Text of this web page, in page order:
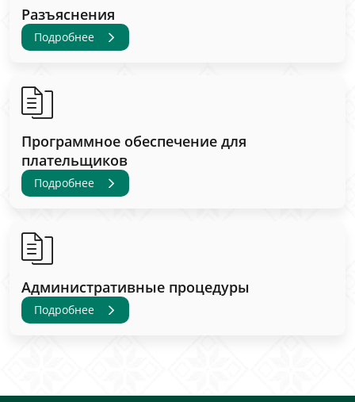
Разъяснения
Подробнее
Программное обеспечение для
плательщиков
Подробнее
Административные процедуры
Подробнее